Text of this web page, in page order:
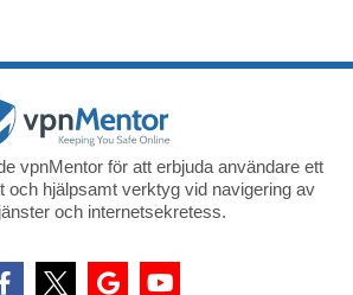
vpnMentor för att erbjuda användare ett
och hjälpsamt verktyg vid navigering av
och internetsekretess.